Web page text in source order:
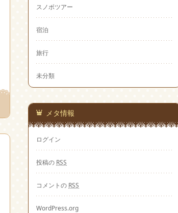
スノボツアー
宿泊
旅行
未分類
メタ情報
ログイン
投稿の RSS
コメントの RSS
WordPress.org